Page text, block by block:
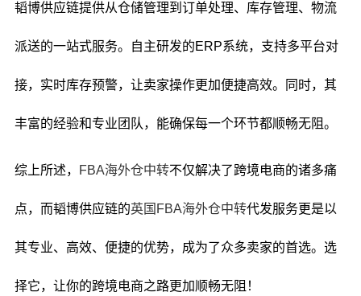
韬博供应链提供从仓储管理到订单处理、库存管理、物流
派送的一站式服务。自主研发的ERP系统，支持多平台对
接，实时库存预警，让卖家操作更加便捷高效。同时，其
丰富的经验和专业团队，能确保每一个环节都顺畅无阻。
综上所述， FBA海外仓中转不仅解决了跨境电商的诸多痛
点，而韬博供应链的英国FBA海外仓中转代发服务更是以
其专业、高效、便捷的优势，成为了众多卖家的首选。选
择它，让你的跨境电商之路更加顺畅无阻！